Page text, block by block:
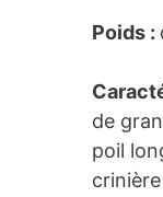
Poids :
de
poil